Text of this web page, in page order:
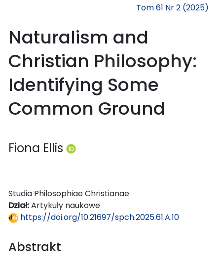
Tom 61 Nr 2 (2025)
Naturalism and
Christian Philosophy:
Identifying Some
Common Ground
Fiona Ellis
Studia Philosophiae Christianae
Dział:Artykuły naukowe
https://doi.org/10.21697/spch.2025.61.A.10
Abstrakt